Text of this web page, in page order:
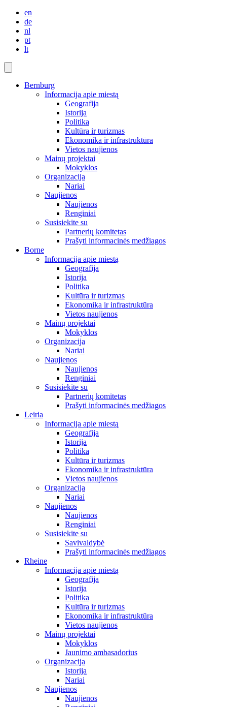
en
de
nl
pt
lt
Bernburg
Informacija apie miestą
Geografija
Istorija
Politika
Kultūra ir turizmas
Ekonomika ir infrastruktūra
Vietos naujienos
Mainų projektai
Mokyklos
Organizacija
Nariai
Naujienos
Naujienos
Renginiai
Susisiekite su
Partnerių komitetas
Prašyti informacinės medžiagos
Borne
Informacija apie miestą
Geografija
Istorija
Politika
Kultūra ir turizmas
Ekonomika ir infrastruktūra
Vietos naujienos
Mainų projektai
Mokyklos
Organizacija
Nariai
Naujienos
Naujienos
Renginiai
Susisiekite su
Partnerių komitetas
Prašyti informacinės medžiagos
Leiria
Informacija apie miestą
Geografija
Istorija
Politika
Kultūra ir turizmas
Ekonomika ir infrastruktūra
Vietos naujienos
Organizacija
Nariai
Naujienos
Naujienos
Renginiai
Susisiekite su
Savivaldybė
Prašyti informacinės medžiagos
Rheine
Informacija apie miestą
Geografija
Istorija
Politika
Kultūra ir turizmas
Ekonomika ir infrastruktūra
Vietos naujienos
Mainų projektai
Mokyklos
Jaunimo ambasadorius
Organizacija
Istorija
Nariai
Naujienos
Naujienos